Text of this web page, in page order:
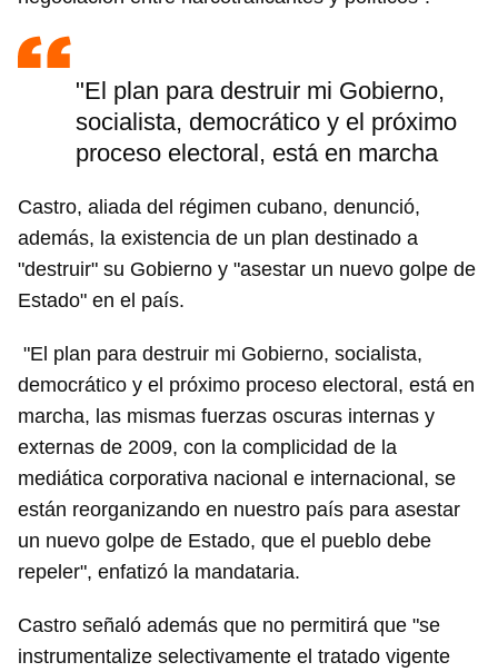
"El plan para destruir mi Gobierno,
socialista, democrático y el próximo
proceso electoral, está en marcha
Castro, aliada del régimen cubano, denunció,
además, la existencia de un plan destinado a
"destruir" su Gobierno y "asestar un nuevo golpe de
Estado" en el país.
"El plan para destruir mi Gobierno, socialista,
democrático y el próximo proceso electoral, está en
marcha, las mismas fuerzas oscuras internas y
externas de 2009, con la complicidad de la
mediática corporativa nacional e internacional, se
están reorganizando en nuestro país para asestar
un nuevo golpe de Estado, que el pueblo debe
repeler", enfatizó la mandataria.
Castro señaló además que no permitirá que "se
instrumentalize selectivamente el tratado vigente